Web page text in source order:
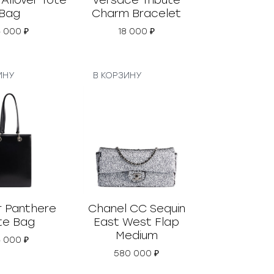
Bag
000₽
Charm Bracelet
18 000₽
В КОРЗИНУ
Panthere
Bag
000 ₽
Chanel СС Sequin
East West Flap
Medium
580 000₽